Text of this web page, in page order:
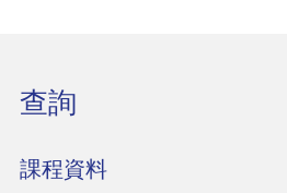
查詢
課程資料